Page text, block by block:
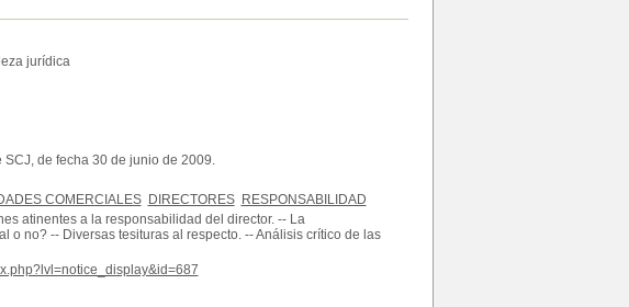
jurídica
de fecha 30 de junio de 2009.
COMERCIALES DIRECTORES
RESPONSABILIDAD
atinentes a la responsabilidad del director. -- La
o no? -- Diversas tesituras al respecto. -- Análisis crítico de las